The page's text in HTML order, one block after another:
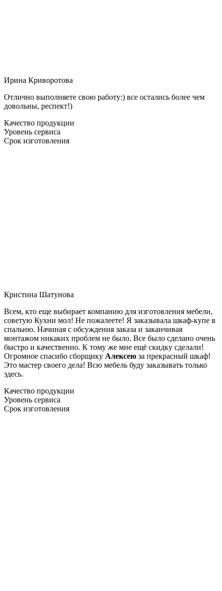
Ирина Криворотова
Отлично выполняете свою работу:) все остались более чем
довольны, респект!)
Качество продукции
Уровень сервиса
Срок изготовления
Кристина Шатунова
Всем, кто еще выбирает компанию для изготовления мебели,
советую Кухни мол! Не пожалеете! Я заказывала шкаф-купе в
спальню. Начиная с обсуждения заказа и заканчивая
монтажом никаких проблем не было. Все было сделано очень
быстро и качественно. К тому же мне ещё скидку сделали!
Огромное спасибо сборщику Алексею за прекрасный шкаф!
Это мастер своего дела! Всю мебель буду заказывать только
здесь.
Качество продукции
Уровень сервиса
Срок изготовления